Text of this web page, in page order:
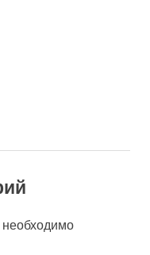
необходимо